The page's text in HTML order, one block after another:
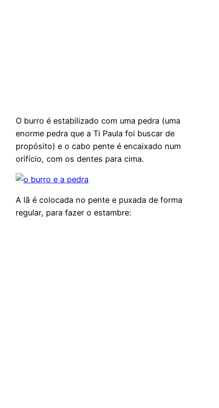
O burro é estabilizado com uma pedra (uma
enorme pedra que a Ti Paula foi buscar de
propósito) e o cabo pente é encaixado num
orifício, com os dentes para cima.
A lã é colocada no pente e puxada de forma
regular, para fazer o estambre: